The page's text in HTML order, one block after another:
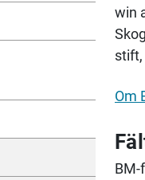
win
stift,
Om
BM-